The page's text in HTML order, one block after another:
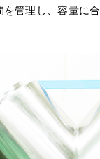
管理し、容量に